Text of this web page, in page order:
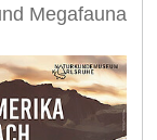
Megafauna